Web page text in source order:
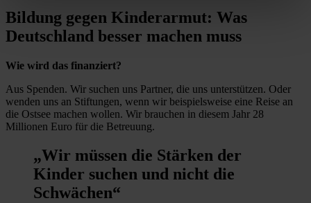
Bildung gegen Kinderarmut: Was
Deutschland besser machen muss
Wie wird das finanziert?
Aus Spenden. Wir suchen uns Partner, die uns unterstützen. Oder
wenden uns an Stiftungen, wenn wir beispielsweise eine Reise an
die Ostsee machen wollen. Wir brauchen in diesem Jahr 28
Millionen Euro für die Betreuung.
„Wir müssen die Stärken der
Kinder suchen und nicht die
Schwächen“